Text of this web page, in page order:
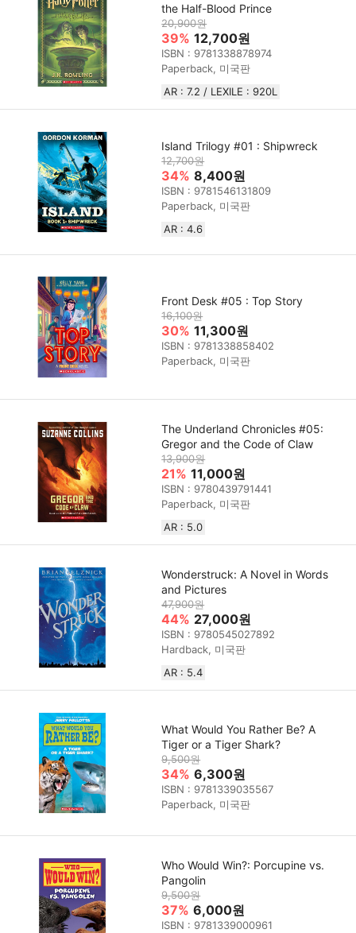
the Half-Blood Prince
20,900원
39% 12,700원
ISBN : 9781338878974
Paperback, 미국판
AR : 7.2 / LEXILE : 920L
Island Trilogy #01 : Shipwreck
12,700원
34% 8,400원
ISBN : 9781546131809
Paperback, 미국판
AR : 4.6
Front Desk #05 : Top Story
16,100원
30% 11,300원
ISBN : 9781338858402
Paperback, 미국판
The Underland Chronicles #05:
Gregor and the Code of Claw
13,900원
21% 11,000원
ISBN : 9780439791441
Paperback, 미국판
AR : 5.0
Wonderstruck: A Novel in Words
and Pictures
47,900원
44% 27,000원
ISBN : 9780545027892
Hardback, 미국판
AR : 5.4
What Would You Rather Be? A
Tiger or a Tiger Shark?
9,500원
34% 6,300원
ISBN : 9781339035567
Paperback, 미국판
Who Would Win?: Porcupine vs.
Pangolin
9,500원
37% 6,000원
ISBN : 9781339000961